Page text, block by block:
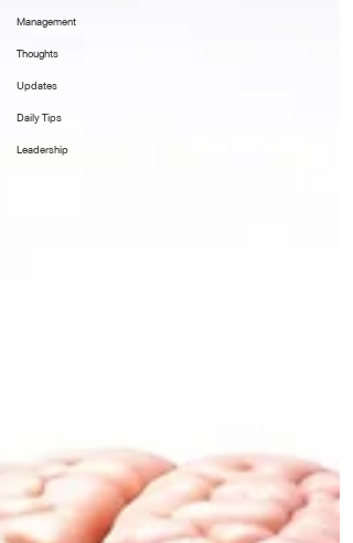
Management
Thoughts
Updates
Daily Tips
Leadership